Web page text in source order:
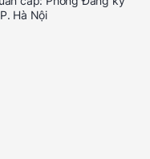
Hà Nội